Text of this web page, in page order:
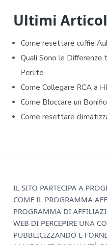
d
e
b
a
r
Ultimi
Come resettare cuffie
Quali Sono le Differenze
Perlite
Come Collegare RCA a
Come Bloccare un
Come resettare
IL SITO PARTECIPA A
COME IL PROGRAMMA
PROGRAMMA DI
WEB DI PERCEPIRE UNA
PUBBLICIZZANDO E